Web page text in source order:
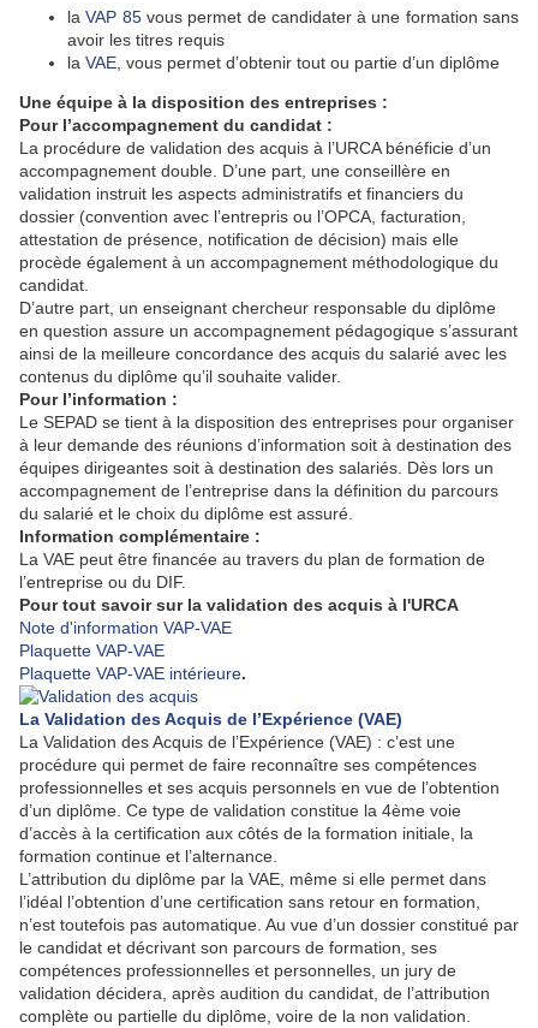
laVAP 85vous permet de candidater à une formation sans
avoir les titres requis
la VAE , vous permet d’obtenir tout ou partie d’un diplôme
Une équipe à la disposition des entreprises :
Pour l’accompagnement du candidat :
La procédure de validation des acquis à l’URCA bénéficie d’un
accompagnement double. D’une part, une conseillère en
validation instruit les aspects administratifs et financiers du
dossier (convention avec l’entrepris ou l’OPCA, facturation,
attestation de présence, notification de décision) mais elle
procède également à un accompagnement méthodologique du
candidat.
D’autre part, un enseignant chercheur responsable du diplôme
en question assure un accompagnement pédagogique s’assurant
ainsi de la meilleure concordance des acquis du salarié avec les
contenus du diplôme qu’il souhaite valider.
Pour l’information :
Le SEPAD se tient à la disposition des entreprises pour organiser
à leur demande des réunions d’information soit à destination des
équipes dirigeantes soit à destination des salariés. Dès lors un
accompagnement de l’entreprise dans la définition du parcours
du salarié et le choix du diplôme est assuré.
Information complémentaire :
La VAE peut être financée au travers du plan de formation de
l’entreprise ou du DIF.
Pour tout savoir sur la validation des acquis à l'URCA
Note d'information VAP-VAE
Plaquette VAP-VAE
Plaquette VAP-VAE intérieure.
La Validation des Acquis de l’Expérience (VAE)
La Validation des Acquis de l’Expérience (VAE) : c’est une
procédure qui permet de faire reconnaître ses compétences
professionnelles et ses acquis personnels en vue de l’obtention
d’un diplôme. Ce type de validation constitue la 4ème voie
d’accès à la certification aux côtés de la formation initiale, la
formation continue et l’alternance.
L’attribution du diplôme par la VAE, même si elle permet dans
l’idéal l’obtention d’une certification sans retour en formation,
n’est toutefois pas automatique. Au vue d’un dossier constitué par
le candidat et décrivant son parcours de formation, ses
compétences professionnelles et personnelles, un jury de
validation décidera, après audition du candidat, de l’attribution
complète ou partielle du diplôme, voire de la non validation.